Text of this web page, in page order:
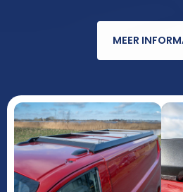
MODEL
MEER